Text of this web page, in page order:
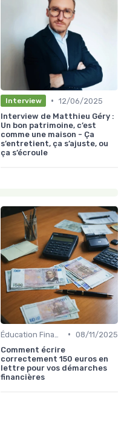
Interview • 12/06/2025
Interview de Matthieu Géry :
Un bon patrimoine, c’est
comme une maison - Ça
s’entretient, ça s’ajuste, ou
ça s’écroule
• 08/11/2025
Comment écrire
correctement 150 euros en
lettre pour vos démarches
financières